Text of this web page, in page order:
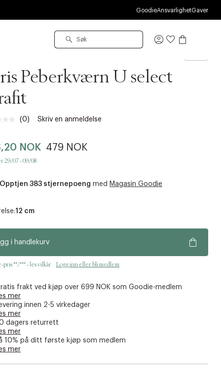
GoodieAnsvarlighetGaver
Logg
Peberkværn U select
Ingen
sidelenke.
(0) Skriv en anmeldelse
NOK 479 NOK
29/07 - 09/08
Opptjen 383 stjernepoeng med Magasin Goodie
12 cm
i handlekurv
pris **/*** - les vilkår Logg inn eller bli medlem
frakt ved kjøp over 699 NOK som Goodie-medlem
mer
innen 2-5 virkedager
mer
dagers returrett
mer
10% på ditt første kjøp som medlem
mer